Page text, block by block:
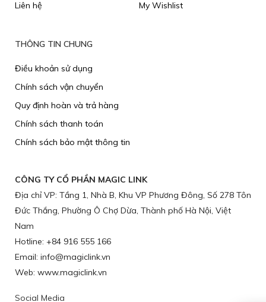
Liên hệ
My Wishlist
THÔNG TIN CHUNG
Điều khoản sử dụng
Chính sách vận chuyển
​Quy định hoàn và trả hàng
Chính sách thanh toán
Chính sách bảo mật thông tin
CÔNG TY CỔ PHẦN MAGIC LINK
Địa chỉ VP: Tầng 1, Nhà B, Khu VP Phương Đông, Số 278 Tôn
Đức Thắng, Phường Ô Chợ Dừa, Thành phố Hà Nội, Việt
Nam
Hotline: +84 916 555 166
Email: info@magiclink.vn
Web: www.magiclink.vn
Social Media